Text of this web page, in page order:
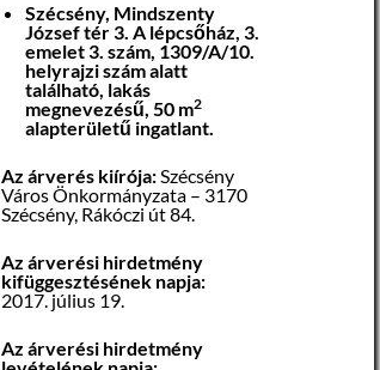
Szécsény, Mindszenty
József tér 3. A lépcsőház, 3.
emelet 3. szám, 1309/A/10.
helyrajzi szám alatt
található, lakás
megnevezésű, 50 m2
alapterületű ingatlant.
Az árverés kiírója:Szécsény
Város Önkormányzata – 3170
Szécsény, Rákóczi út 84.
Az árverési hirdetmény
kifüggesztésének napja:
2017. július 19.
Az árverési hirdetmény